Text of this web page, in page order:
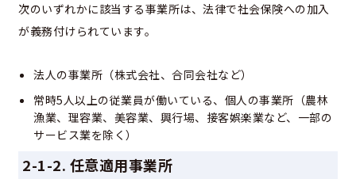
次のいずれかに該当する事業所は、法律で社会保険への加入
が義務付けられています。
法人の事業所（株式会社、合同会社など）
常時5人以上の従業員が働いている、個人の事業所（農林
漁業、理容業、美容業、興行場、接客娯楽業など、一部の
サービス業を除く）
2-1-2. 任意適用事業所